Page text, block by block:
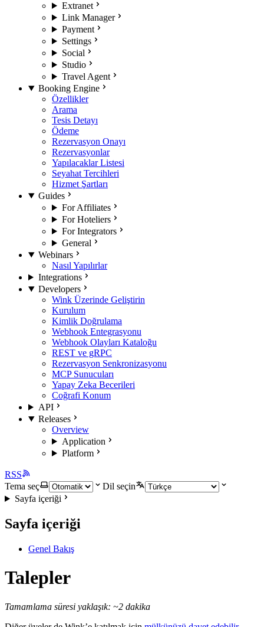
Extranet
Link Manager
Payment
Settings
Social
Studio
Travel Agent
Booking Engine
Özellikler
Arama
Tesis Detayı
Ödeme
Rezervasyon Onayı
Rezervasyonlar
Yapılacaklar Listesi
Seyahat Tercihleri
Hizmet Şartları
Guides
For Affiliates
For Hoteliers
For Integrators
General
Webinars
Nasıl Yapılırlar
Integrations
Developers
Wink Üzerinde Geliştirin
Kurulum
Kimlik Doğrulama
Webhook Entegrasyonu
Webhook Olayları Kataloğu
REST ve gRPC
Rezervasyon Senkronizasyonu
MCP Sunucuları
Yapay Zeka Becerileri
Coğrafi Konum
API
Releases
Overview
Application
Platform
RSS
Tema seç
Dil seçin
Sayfa içeriği
Sayfa içeriği
Genel Bakış
Talepler
Tamamlama süresi yaklaşık: ~2 dakika